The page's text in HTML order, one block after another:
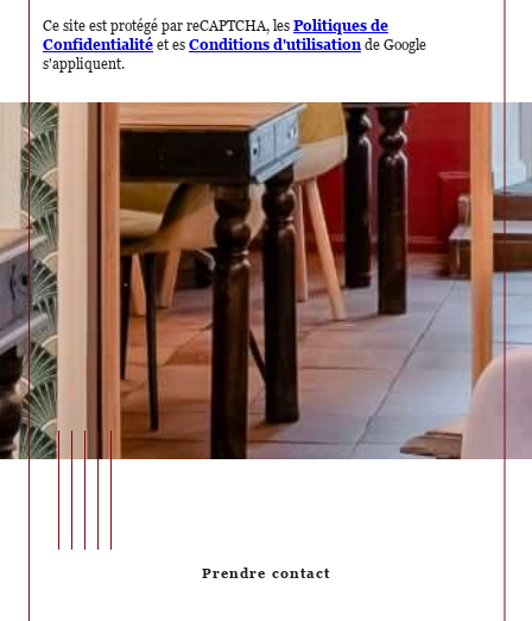
Ce site est protégé par reCAPTCHA, les Politiques de
Confidentialité et es Conditions d'utilisation de Google
s'appliquent.
Prendre contact